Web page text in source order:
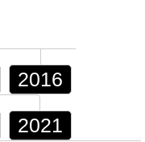
2016
2021